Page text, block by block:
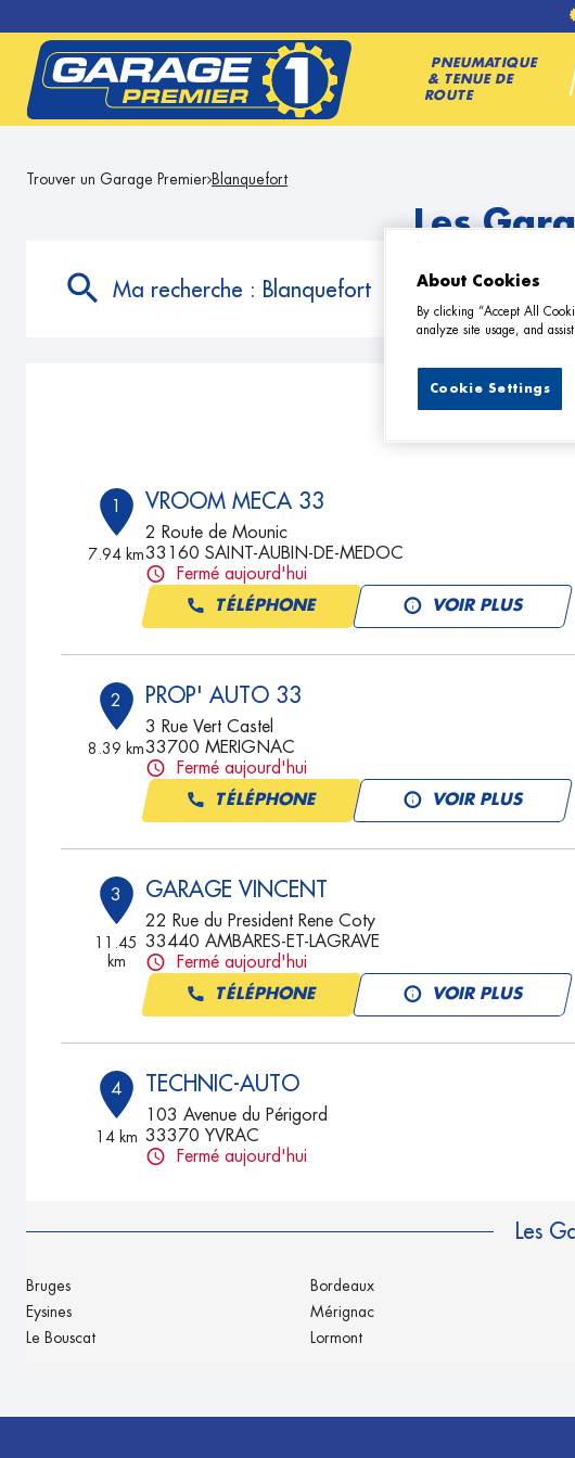
PNEUMATIQUE
& TENUE DE
ROUTE
Trouver un Garage Premier Blanquefort
Les
Ma recherche : Blanquefort
8
1
7.94 km
VROOM MECA 33
2 Route de Mounic
33160 SAINT-AUBIN-DE-MEDOC
Fermé aujourd'hui
TÉLÉPHONE VOIR PLUS
2
8.39 km
PROP' AUTO 33
3 Rue Vert Castel
33700 MERIGNAC
Fermé aujourd'hui
TÉLÉPHONE VOIR PLUS
3
11.45
km
GARAGE VINCENT
22 Rue du President Rene Coty
33440 AMBARES-ET-LAGRAVE
Fermé aujourd'hui
TÉLÉPHONE VOIR PLUS
4
14 km
TECHNIC-AUTO
103 Avenue du Périgord
33370 YVRAC
Fermé aujourd'hui
GARAGE MECAREP
33240 ST ROMAIN LA VIRVEE
Les
Bruges
Eysines
Le Bouscat
Bordeaux
Mérignac
Lormont
About Cookies
By clicking “Accept All
analyze site usage, and
Cookie Settings